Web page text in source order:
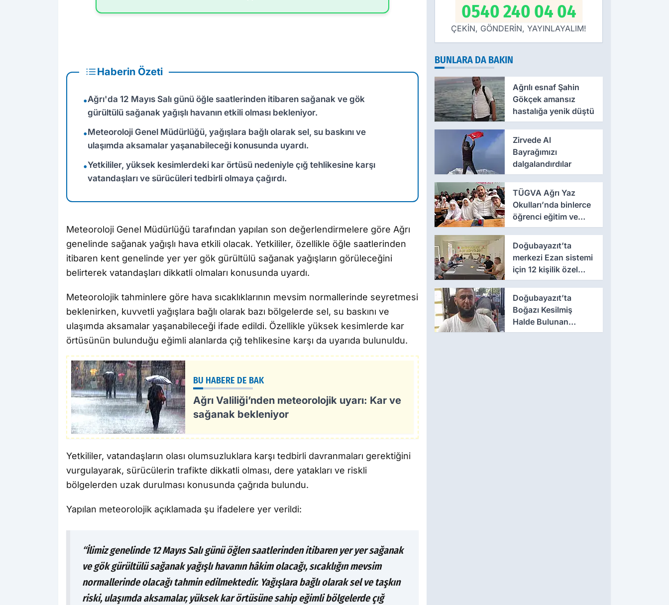
Haberin Özeti
•Ağrı'da 12 Mayıs Salı günü öğle saatlerinden itibaren sağanak ve gök
gürültülü sağanak yağışlı havanın etkili olması bekleniyor.
•Meteoroloji Genel Müdürlüğü, yağışlara bağlı olarak sel, su baskını ve
ulaşımda aksamalar yaşanabileceği konusunda uyardı.
•Yetkililer, yüksek kesimlerdeki kar örtüsü nedeniyle çığ tehlikesine karşı
vatandaşları ve sürücüleri tedbirli olmaya çağırdı.
Meteoroloji Genel Müdürlüğü tarafından yapılan son değerlendirmelere göre Ağrı
genelinde sağanak yağışlı hava etkili olacak. Yetkililer, özellikle öğle saatlerinden
itibaren kent genelinde yer yer gök gürültülü sağanak yağışların görüleceğini
belirterek vatandaşları dikkatli olmaları konusunda uyardı.
Meteorolojik tahminlere göre hava sıcaklıklarının mevsim normallerinde seyretmesi
beklenirken, kuvvetli yağışlara bağlı olarak bazı bölgelerde sel, su baskını ve
ulaşımda aksamalar yaşanabileceği ifade edildi. Özellikle yüksek kesimlerde kar
örtüsünün bulunduğu eğimli alanlarda çığ tehlikesine karşı da uyarıda bulunuldu.
BU HABERE DE BAK
Ağrı Valiliği’nden meteorolojik uyarı: Kar ve
sağanak bekleniyor
Yetkililer, vatandaşların olası olumsuzluklara karşı tedbirli davranmaları gerektiğini
vurgulayarak, sürücülerin trafikte dikkatli olması, dere yatakları ve riskli
bölgelerden uzak durulması konusunda çağrıda bulundu.
Yapılan meteorolojik açıklamada şu ifadelere yer verildi:
“İlimiz genelinde 12 Mayıs Salı günü öğlen saatlerinden itibaren yer yer sağanak
ve gök gürültülü sağanak yağışlı havanın hâkim olacağı, sıcaklığın mevsim
normallerinde olacağı tahmin edilmektedir. Yağışlara bağlı olarak sel ve taşkın
riski, ulaşımda aksamalar, yüksek kar örtüsüne sahip eğimli bölgelerde çığ
0540 240 04 04
ÇEKİN, GÖNDERİN, YAYINLAYALIM!
BUNLARA DA BAKIN
Ağrılı esnaf Şahin
Gökçek amansız
hastalığa yenik düştü
Zirvede Al
Bayrağımızı
dalgalandırdılar
TÜGVA Ağrı Yaz
Okulları’nda binlerce
öğrenci eğitim ve
etkinliklerle
buluşuyor
Doğubayazıt’ta
merkezi Ezan sistemi
için 12 kişilik özel
kadro oluşturuldu
Doğubayazıt’ta
Boğazı Kesilmiş
Halde Bulunan
Kişinin Kimliği Belli